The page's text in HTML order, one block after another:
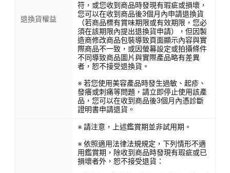
退換貨權益
符，或您收到商品時發現有瑕疵或損壞，
您可以在收到商品後3個月內申請退換貨
（若商品標有賞味期限或有效期限，您必
須在該期限內提出退換貨申請），但因製
造商修改商品包裝導致頁面顯示內容與實
際商品不一致，或因螢幕設定或拍攝條件
不同導致商品圖片與實際產品略有差異
者，恕不接受退換貨。
※ 若您使用美容產品時發生過敏、起疹、
發癢或刺痛等問題，請立即停止使用該產
品，您可以在收到商品後3個月內憑診斷
證明書申請退貨。
※ 請注意，上述鑑賞期並非試用期。
※ 依照適用法律法規規定，下列情形不適
用鑑賞期，除收到商品時發現有瑕疵或已
損壞者外，恕不接受退貨：